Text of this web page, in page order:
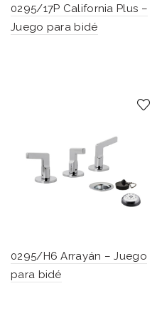
0295/17P California Plus –
Juego para bidé
0295/H6 Arrayán – Juego
para bidé